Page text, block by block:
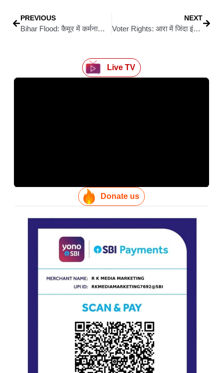
PREVIOUS
Bihar Flood: कैमूर में कर्मनाशा नदी का कहर: रातों-रात बढ़ा जलस्तर, डूब गई सैकड़ों एकड़ फसल
NEXT
Voter Rights: आरा में जिंदा इंसान को किया गया मृत घोषित… शिक्षिका मेरी टोप्पो और पूरे परिवार को किया मताधिकार से वंचित
Live TV
Donate us